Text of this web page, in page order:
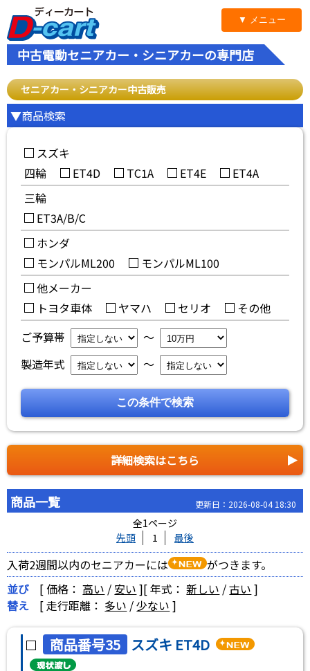
中古電動セニアカー・シニアカーの専門店
セニアカー・シニアカー中古販売
▼商品検索
スズキ
四輪
ET4D TC1A ET4E
ET4A
三輪
ET3A/B/C
ホンダ
モンパルML200
モンパルML100
他メーカー
トヨタ車体
ヤマハ セリオ
その他
ご予算帯
～
製造年式
～
詳細検索はこちら
更新日：2026-08-04 18:30
商品一覧
全1ページ
先頭
1 最後
入荷2週間以内のセニアカーには
がつきます。
並び
替え
[ 価格：高い /安い ][ 年式：新しい /古い ]
[ 走行距離： 多い /少ない ]
商品番号35 スズキ ET4D
▼ メニュー